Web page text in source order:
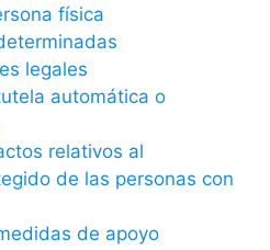
física
legales
automática o
relativos al
de las personas con
de apoyo